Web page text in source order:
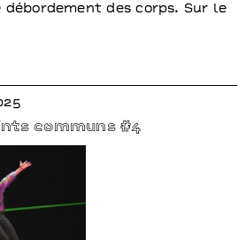
des corps. Sur le
communs #4